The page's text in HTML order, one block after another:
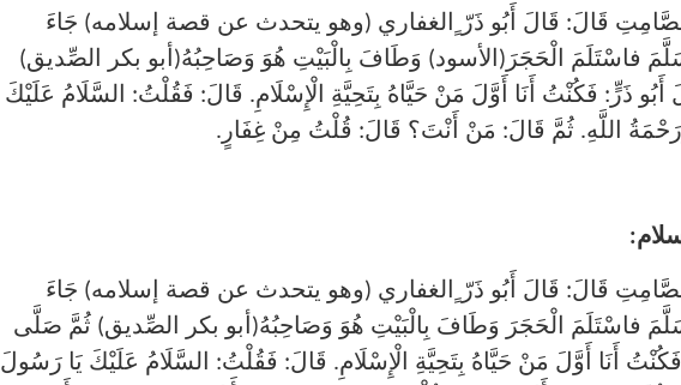
قَالَ: قَالَ أَبُو ذَرّ ٍالغفاري (وهو يتحدث عن قصة إسلامه) جَاءَ
فاسْتَلَمَ الْحَجَرَ(الأسود) وَطَافَ بِالْبَيْتِ هُوَ وَصَاحِبُهُ(أبو بكر الصِّديق)
ذَرٍّ: فَكُنْتُ أَنَا أَوَّلَ مَنْ حَيَّاهُ بِتَحِيَّةِ الْإِسْلَامِ. قَالَ: فَقُلْتُ: السَّلَامُ عَلَيْكَ
اللَّهِ. ثُمَّ قَالَ: مَنْ أَنْتَ؟ قَالَ: قُلْتُ مِنْ غِفَارٍ.
قَالَ: قَالَ أَبُو ذَرّ ٍالغفاري (وهو يتحدث عن قصة إسلامه) جَاءَ
فاسْتَلَمَ الْحَجَرَ وَطَافَ بِالْبَيْتِ هُوَ وَصَاحِبُهُ(أبو بكر الصِّديق) ثُمَّ صَلَّى
أَنَا أَوَّلَ مَنْ حَيَّاهُ بِتَحِيَّةِ الْإِسْلَامِ. قَالَ: فَقُلْتُ: السَّلَامُ عَلَيْكَ يَا رَسُولَ